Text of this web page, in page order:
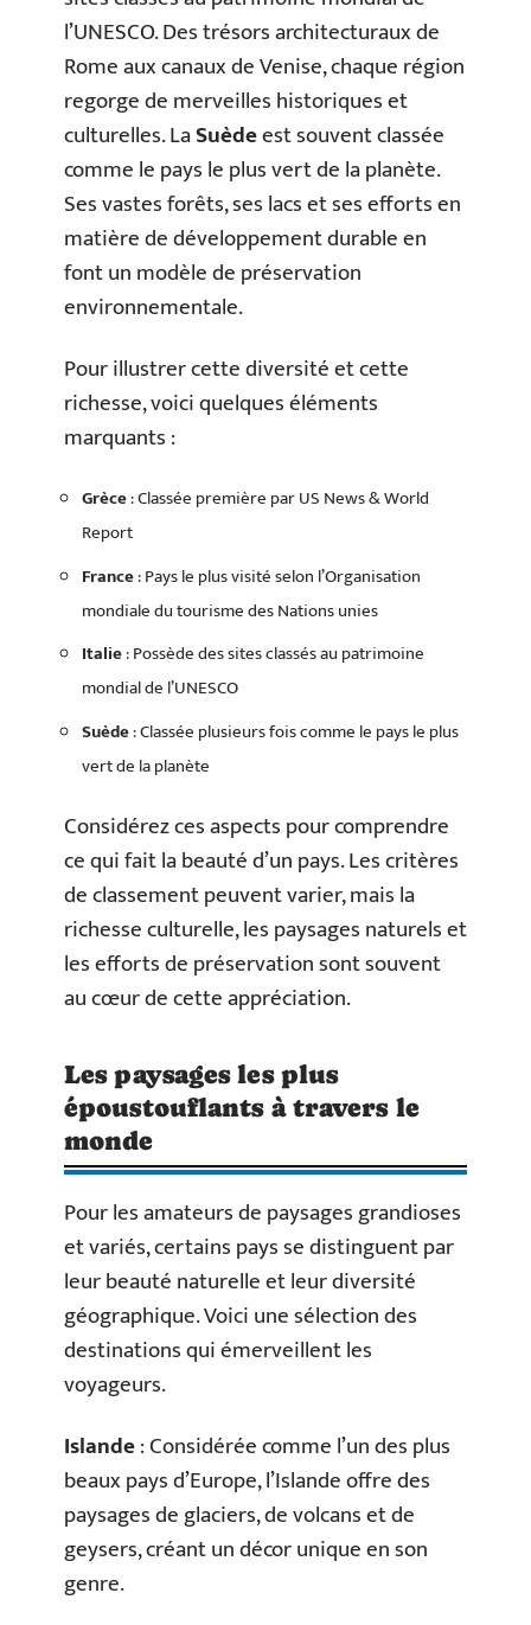
l’UNESCO. Des trésors architecturaux de
Rome aux canaux de Venise, chaque région
regorge de merveilles historiques et
culturelles. LaSuèdeest souvent classée
comme le pays le plus vert de la planète.
Ses vastes forêts, ses lacs et ses efforts en
matière de développement durable en
font un modèle de préservation
environnementale.
Pour illustrer cette diversité et cette
richesse, voici quelques éléments
marquants :
Grèce: Classée première par US News & World
Report
France: Pays le plus visité selon l’Organisation
mondiale du tourisme des Nations unies
Italie: Possède des sites classés au patrimoine
mondial de l’UNESCO
Suède: Classée plusieurs fois comme le pays le plus
vert de la planète
Considérez ces aspects pour comprendre
ce qui fait la beauté d’un pays. Les critères
de classement peuvent varier, mais la
richesse culturelle, les paysages naturels et
les efforts de préservation sont souvent
au cœur de cette appréciation.
Les paysages les plus
époustouflants à travers le
monde
Pour les amateurs de paysages grandioses
et variés, certains pays se distinguent par
leur beauté naturelle et leur diversité
géographique. Voici une sélection des
destinations qui émerveillent les
voyageurs.
Islande: Considérée comme l’un des plus
beaux pays d’Europe, l’Islande offre des
paysages de glaciers, de volcans et de
geysers, créant un décor unique en son
genre.